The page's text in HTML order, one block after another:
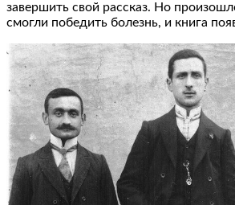
завершить свой рассказ. Но
смогли победить болезнь, и книга